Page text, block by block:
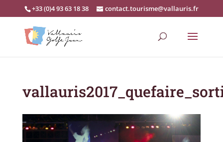
+33 (0)4 93 63 18 38 contact.tourisme@vallauris.fr